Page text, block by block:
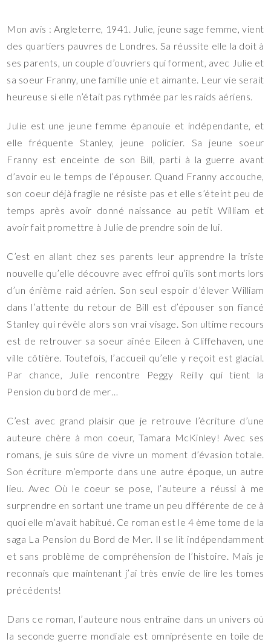
Mon avis : Angleterre, 1941. Julie, jeune sage femme, vient
des quartiers pauvres de Londres. Sa réussite elle la doit à
ses parents, un couple d’ouvriers qui forment, avec Julie et
sa soeur Franny, une famille unie et aimante. Leur vie serait
heureuse si elle n’était pas rythmée par les raids aériens.
Julie est une jeune femme épanouie et indépendante, et
elle fréquente Stanley, jeune policier. Sa jeune soeur
Franny est enceinte de son Bill, parti à la guerre avant
d’avoir eu le temps de l’épouser. Quand Franny accouche,
son coeur déjà fragile ne résiste pas et elle s’éteint peu de
temps après avoir donné naissance au petit William et
avoir fait promettre à Julie de prendre soin de lui.
C’est en allant chez ses parents leur apprendre la triste
nouvelle qu’elle découvre avec effroi qu’ils sont morts lors
d’un énième raid aérien. Son seul espoir d’élever William
dans l’attente du retour de Bill est d’épouser son fiancé
Stanley qui révèle alors son vrai visage. Son ultime recours
est de retrouver sa soeur aînée Eileen à Cliffehaven, une
ville côtière. Toutefois, l’accueil qu’elle y reçoit est glacial.
Par chance, Julie rencontre Peggy Reilly qui tient la
Pension du bord de mer…
C’est avec grand plaisir que je retrouve l’écriture d’une
auteure chère à mon coeur, Tamara McKinley! Avec ses
romans, je suis sûre de vivre un moment d’évasion totale.
Son écriture m’emporte dans une autre époque, un autre
lieu. Avec Où le coeur se pose, l’auteure a réussi à me
surprendre en sortant une trame un peu différente de ce à
quoi elle m’avait habitué. Ce roman est le 4 ème tome de la
saga La Pension du Bord de Mer. Il se lit indépendamment
et sans problème de compréhension de l’histoire. Mais je
reconnais que maintenant j’ai très envie de lire les tomes
précédents!
Dans ce roman, l’auteure nous entraîne dans un univers où
la seconde guerre mondiale est omniprésente en toile de